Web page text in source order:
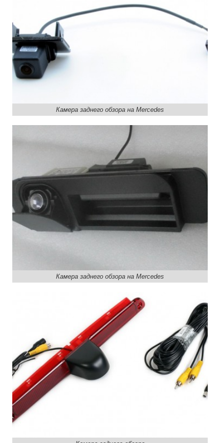
Камера заднего обзора на Mercedes
Камера заднего обзора на Mercedes